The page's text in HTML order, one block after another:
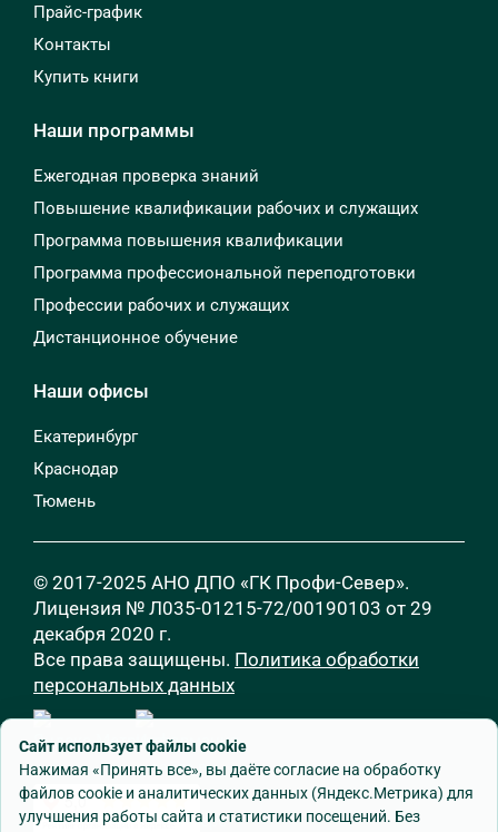
Прайс-график
Контакты
Купить книги
Наши программы
Ежегодная проверка знаний
Повышение квалификации рабочих и служащих
Программа повышения квалификации
Программа профессиональной переподготовки
Профессии рабочих и служащих
Дистанционное обучение
Наши офисы
Екатеринбург
Краснодар
Тюмень
© 2017-2025 АНО ДПО «ГК Профи-Север».
Лицензия № Л035-01215-72/00190103 от 29
декабря 2020 г.
Все права защищены. Политика обработки
персональных данных
Сайт использует файлы cookie
Нажимая «Принять все», вы даёте согласие на обработку
файлов cookie и аналитических данных (Яндекс.Метрика) для
улучшения работы сайта и статистики посещений. Без